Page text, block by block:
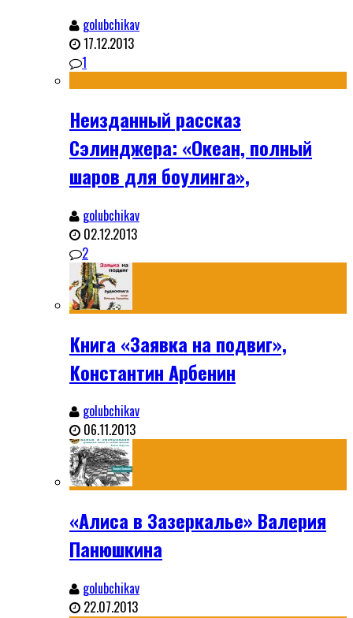
golubchikav
17.12.2013
1
Неизданный рассказ
Сэлинджера: «Океан, полный
шаров для боулинга»,
golubchikav
02.12.2013
2
Книга «Заявка на подвиг»,
Константин Арбенин
golubchikav
06.11.2013
«Алиса в Зазеркалье» Валерия
Панюшкина
golubchikav
22.07.2013